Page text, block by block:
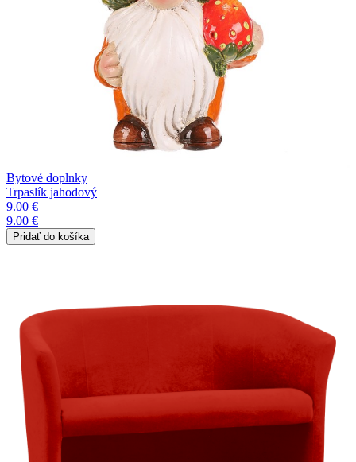
Bytové doplnky
Trpaslík jahodový
9.00 €
9.00 €